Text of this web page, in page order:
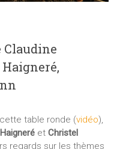
Claudine
table ronde (vidéo),
et Christel
regards sur les thèmes